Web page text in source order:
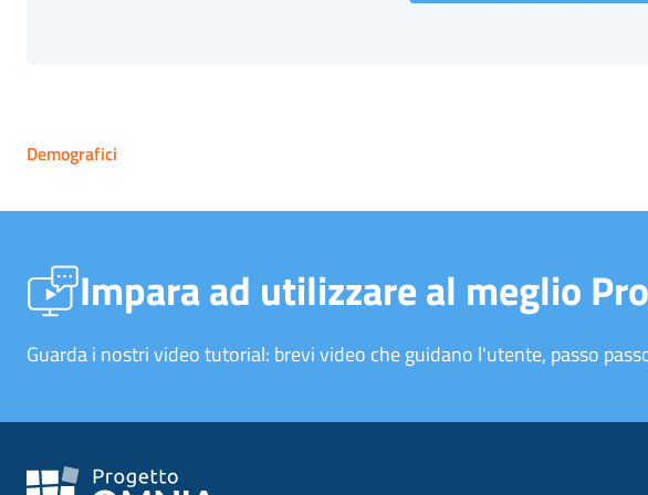
Demografici
Impara ad utilizzare al meglio
Guarda i nostri video tutorial: brevi video che guidano l'utente, passo